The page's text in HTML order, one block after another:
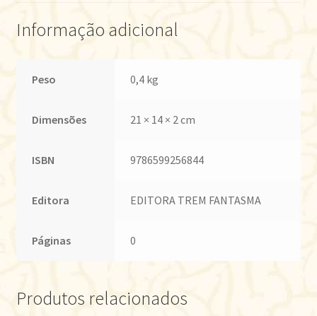
Informação adicional
Peso 0,4 kg
Dimensões 21 × 14 × 2 cm
ISBN 9786599256844
Editora EDITORA TREM FANTASMA
Páginas 0
Produtos relacionados